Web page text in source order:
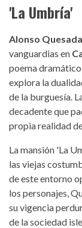
'La Umbría'
Alonso Quesada
vanguardias en
poema
explora la
de la burguesía.
decadente que
propia realidad
La mansión 'La
las viejas
de este entorno
los personajes,
su vigencia
de la sociedad